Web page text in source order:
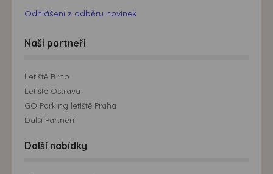
Odhlášení z odběru novinek
Naši partneři
Letiště Brno
Letiště Ostrava
GO Parking letiště Praha
Další Partneři
Další nabídky